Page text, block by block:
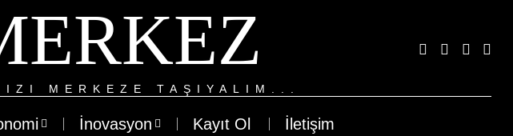
MERKEZE TAŞIYALIM...
İnovasyon Kayıt Ol İletişim